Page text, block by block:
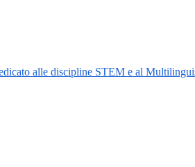
alle discipline STEM e al